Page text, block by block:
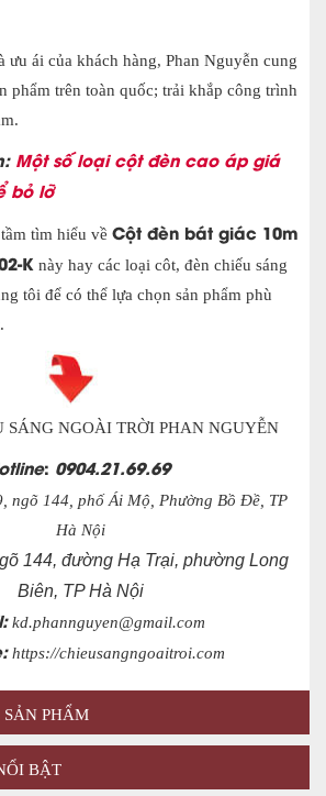
ái của khách hàng, Phan Nguyễn cung
phẩm trên toàn quốc; trải khắp công trình
Một số loại cột đèn cao áp giá
bỏ lỡ
tìm hiểu về Cột đèn bát giác 10m
K này hay các loại côt, đèn chiếu sáng
tôi để có thể lựa chọn sản phẩm phù
SÁNG NGOÀI TRỜI PHAN NGUYỄN
: 0904.21.69.69
ngõ 144, phố Ái Mộ, Phường Bồ Đề, TP
Hà Nội
144, đường Hạ Trại, phường Long
Biên, TP Hà Nội
kd.phannguyen@gmail.com
https://chieusangngoaitroi.com
PHẨM
BẬT